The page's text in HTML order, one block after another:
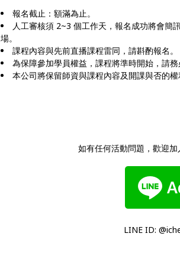
報名截止：額滿為止。
人工審核須 2~3 個工作天，報名成功將會簡
場。
課程內容與先前直播課程雷同，請斟酌報名。
為保障參加學員權益，課程將準時開始，請務
本公司將保留師資與課程內容及開課與否的
如有任何活動問題，歡迎
LINE ID: